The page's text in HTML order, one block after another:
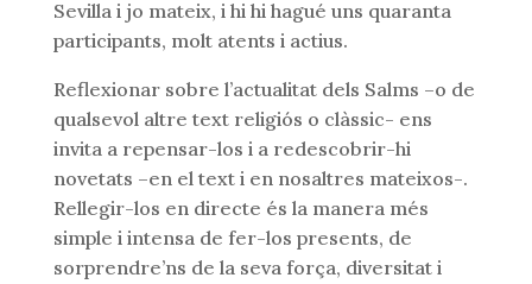
Sevilla i jo mateix, i hi hi hagué uns quaranta
participants, molt atents i actius.
Reflexionar sobre l’actualitat dels Salms –o de
qualsevol altre text religiós o clàssic- ens
invita a repensar-los i a redescobrir-hi
novetats –en el text i en nosaltres mateixos-.
Rellegir-los en directe és la manera més
simple i intensa de fer-los presents, de
sorprendre’ns de la seva força, diversitat i